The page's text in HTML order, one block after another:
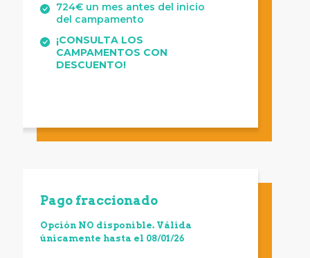
724€ un mes antes del inicio
del campamento
¡CONSULTA LOS
CAMPAMENTOS CON
DESCUENTO!
Pago fraccionado
Opción NO disponible. Válida
únicamente hasta el 08/01/26